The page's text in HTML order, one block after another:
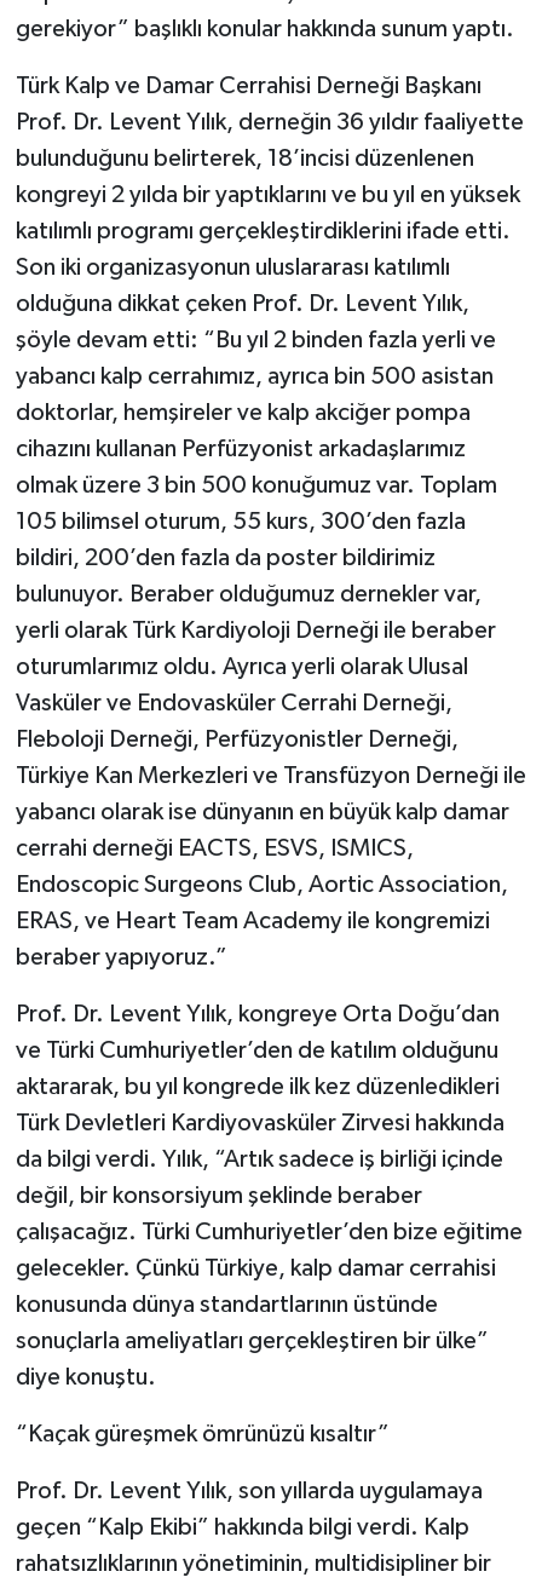
gerekiyor” başlıklı konular hakkında sunum yaptı.
Türk Kalp ve Damar Cerrahisi Derneği Başkanı
Prof. Dr. Levent Yılık, derneğin 36 yıldır faaliyette
bulunduğunu belirterek, 18’incisi düzenlenen
kongreyi 2 yılda bir yaptıklarını ve bu yıl en yüksek
katılımlı programı gerçekleştirdiklerini ifade etti.
Son iki organizasyonun uluslararası katılımlı
olduğuna dikkat çeken Prof. Dr. Levent Yılık,
şöyle devam etti: “Bu yıl 2 binden fazla yerli ve
yabancı kalp cerrahımız, ayrıca bin 500 asistan
doktorlar, hemşireler ve kalp akciğer pompa
cihazını kullanan Perfüzyonist arkadaşlarımız
olmak üzere 3 bin 500 konuğumuz var. Toplam
105 bilimsel oturum, 55 kurs, 300’den fazla
bildiri, 200’den fazla da poster bildirimiz
bulunuyor. Beraber olduğumuz dernekler var,
yerli olarak Türk Kardiyoloji Derneği ile beraber
oturumlarımız oldu. Ayrıca yerli olarak Ulusal
Vasküler ve Endovasküler Cerrahi Derneği,
Fleboloji Derneği, Perfüzyonistler Derneği,
Türkiye Kan Merkezleri ve Transfüzyon Derneği ile
yabancı olarak ise dünyanın en büyük kalp damar
cerrahi derneği EACTS, ESVS, ISMICS,
Endoscopic Surgeons Club, Aortic Association,
ERAS, ve Heart Team Academy ile kongremizi
beraber yapıyoruz.”
Prof. Dr. Levent Yılık, kongreye Orta Doğu’dan
ve Türki Cumhuriyetler’den de katılım olduğunu
aktararak, bu yıl kongrede ilk kez düzenledikleri
Türk Devletleri Kardiyovasküler Zirvesi hakkında
da bilgi verdi. Yılık, “Artık sadece iş birliği içinde
değil, bir konsorsiyum şeklinde beraber
çalışacağız. Türki Cumhuriyetler’den bize eğitime
gelecekler. Çünkü Türkiye, kalp damar cerrahisi
konusunda dünya standartlarının üstünde
sonuçlarla ameliyatları gerçekleştiren bir ülke”
diye konuştu.
“Kaçak güreşmek ömrünüzü kısaltır”
Prof. Dr. Levent Yılık, son yıllarda uygulamaya
geçen “Kalp Ekibi” hakkında bilgi verdi. Kalp
rahatsızlıklarının yönetiminin, multidisipliner bir